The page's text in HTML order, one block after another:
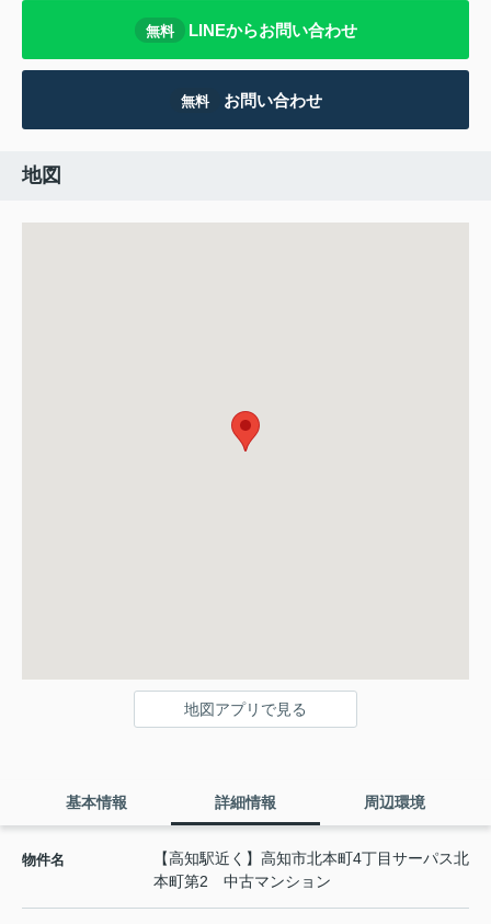
無料 LINEからお問い合わせ
無料 お問い合わせ
地図
地図アプリで見る
基本情報 詳細情報 周辺環境
物件名
【高知駅近く】高知市北本町4丁目サーパス北
本町第2 中古マンション